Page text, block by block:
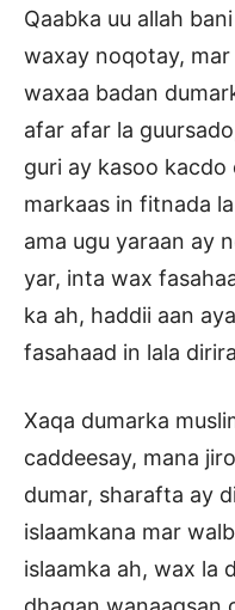
Qaabka uu allah
waxay noqotay,
waxaa badan
afar afar la
guri ay kasoo kacdo
markaas in fitnada
ama ugu yaraan ay
yar, inta wax
ka ah, haddii aan
fasahaad in lala
Xaqa dumarka
caddeesay, mana
dumar, sharafta ay
islaamkana mar
islaamka ah, wax la